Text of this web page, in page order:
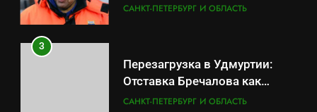
скрывает российский ВМФ
САНКТ-ПЕТЕРБУРГ И ОБЛАСТЬ
3
Перезагрузка в Удмуртии:
Отставка Бречалова как
результат управленческих
САНКТ-ПЕТЕРБУРГ И ОБЛАСТЬ